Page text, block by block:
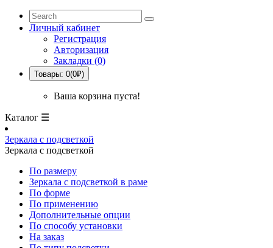
Личный кабинет
Регистрация
Авторизация
Закладки (0)
Товары: 0(0₽)
Ваша корзина пуста!
Каталог ☰
Зеркала с подсветкой
Зеркала с подсветкой
По размеру
Зеркала с подсветкой в раме
По форме
По применению
Дополнительные опции
По способу установки
На заказ